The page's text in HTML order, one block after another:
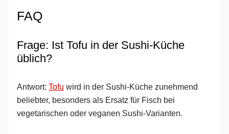
FAQ
Frage: Ist Tofu in der Sushi-Küche
üblich?
Antwort:Tofu wird in der Sushi-Küche zunehmend
beliebter, besonders als Ersatz für Fisch bei
vegetarischen oder veganen Sushi-Varianten.